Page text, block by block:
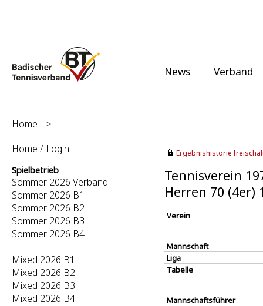
News Verband
Home
>
Home / Login
Spielbetrieb
Sommer 2026 Verband
Sommer 2026 B1
Sommer 2026 B2
Sommer 2026 B3
Sommer 2026 B4
Mixed 2026 B1
Mixed 2026 B2
Mixed 2026 B3
Mixed 2026 B4
Ergebnishistorie
Tennisverein
Herren 70 (4er)
Verein
Mannschaft
Liga
Tabelle
Mannschaftsführer